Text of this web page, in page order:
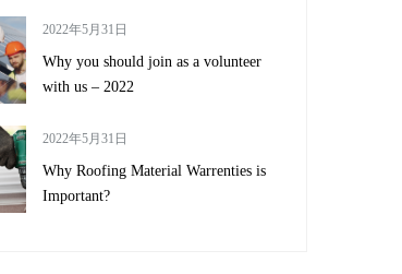
2022年5月31日
Why you should join as a volunteer
with us – 2022
2022年5月31日
Why Roofing Material Warrenties is
Important?